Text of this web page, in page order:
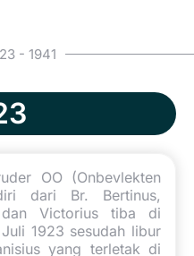
- 1941
OO (Onbevlekten
dari Br. Bertinus,
dan Victorius tiba di
1923 sesudah libur
yang terletak di